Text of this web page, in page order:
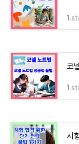
시